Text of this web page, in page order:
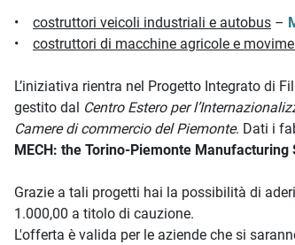
• costruttori veicoli industriali e autobus –
• costruttori di macchine agricole e
L’iniziativa rientra nel Progetto Integrato di
gestito dal Centro Estero per
Camere di commercio del Piemonte. Dati i
MECH: the Torino-Piemonte Manufacturing
Grazie a tali progetti hai la possibilità di
1.000,00 a titolo di cauzione.
L'offerta è valida per le aziende che si